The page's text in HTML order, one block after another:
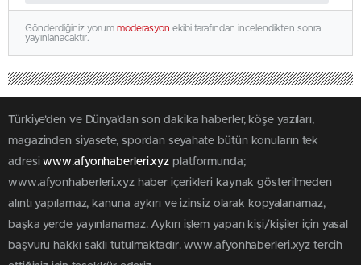
Gönderdiğiniz yorum moderasyon ekibi tarafından incelendikten sonra
yayınlanacaktır.
Türkiye'den ve Dünya’dan son dakika haberler, köşe yazıları,
magazinden siyasete, spordan seyahate bütün konuların tek
adresiwww.afyonhaberleri.xyz platformunda;
www.afyonhaberleri.xyz haber içerikleri kaynak gösterilmeden
alıntı yapılamaz, kanuna aykırı ve izinsiz olarak kopyalanamaz,
başka yerde yayınlanamaz. Aykırı işlem yapan kişi/kişiler için yasal
başvuru hakkı saklı tutulmaktadır. www.afyonhaberleri.xyz tercih